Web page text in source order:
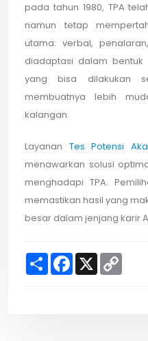
pada tahun 1980, TPA
namun tetap
utama: verbal,
diadaptasi dalam bentuk
yang bisa dilakukan
membuatnya lebih
kalangan.
Layanan Tes Potensi
menawarkan solusi
menghadapi TPA.
memastikan hasil yang
besar dalam jenjang karir
S
F
X